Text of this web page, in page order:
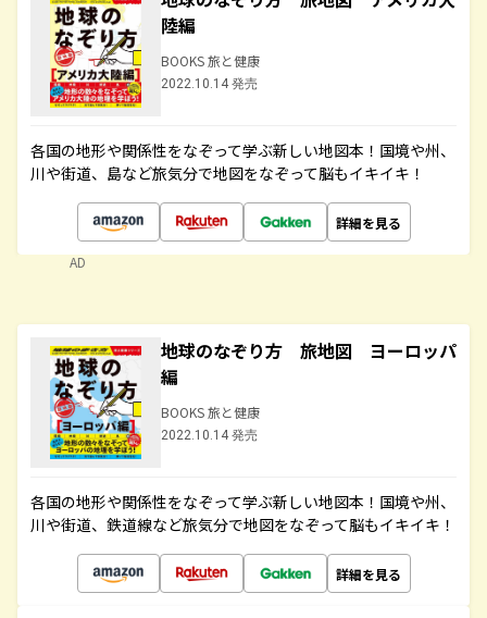
陸編
BOOKS 旅と健康
2022.10.14 発売
各国の地形や関係性をなぞって学ぶ新しい地図本！国境や州、
川や街道、島など旅気分で地図をなぞって脳もイキイキ！
詳細を見る
AD
地球のなぞり方 旅地図 ヨーロッパ
編
BOOKS 旅と健康
2022.10.14 発売
各国の地形や関係性をなぞって学ぶ新しい地図本！国境や州、
川や街道、鉄道線など旅気分で地図をなぞって脳もイキイキ！
詳細を見る